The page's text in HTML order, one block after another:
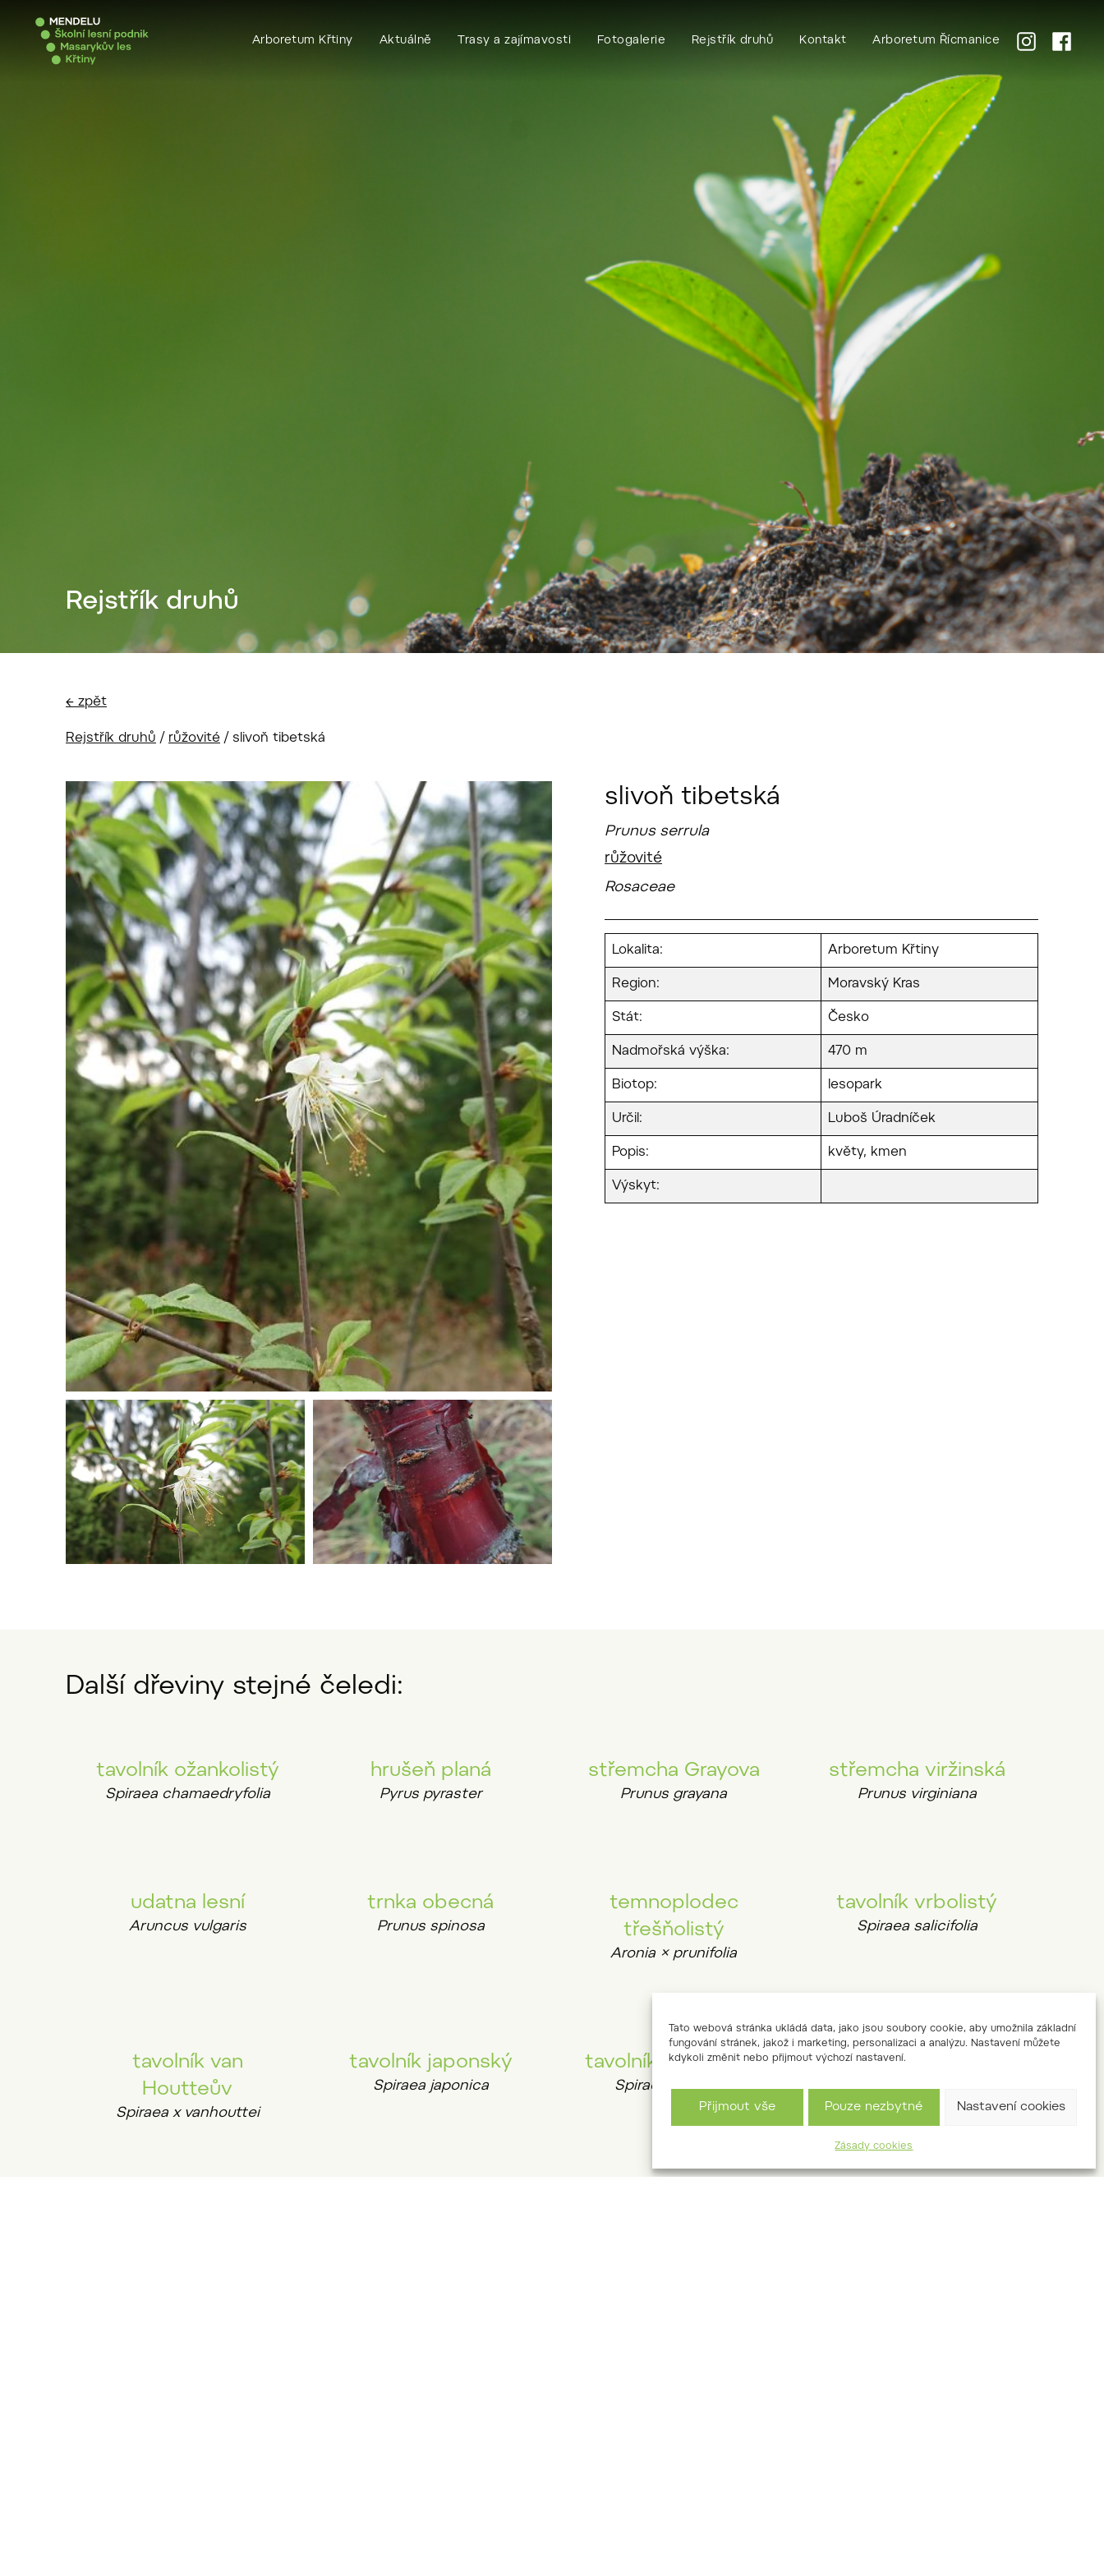
Tato webová stránka ukládá data, jako jsou soubory cookie, aby umožnila základní
fungování stránek, jakož i marketing, personalizaci a analýzu. Nastavení můžete
kdykoli změnit nebo přijmout výchozí nastavení.
Přijmout vše Pouze nezbytné Nastavení cookies
Zásady cookies
Arboretum Křtiny Aktuálně Trasy a zajímavosti Fotogalerie Rejstřík druhů Kontakt Arboretum Řícmanice
Rejstřík druhů
← zpět
Rejstřík druhů / růžovité / slivoň tibetská
slivoň tibetská
Prunus serrula
růžovité
Rosaceae
Lokalita: Arboretum Křtiny
Region: Moravský Kras
Stát: Česko
Nadmořská výška: 470 m
Biotop: lesopark
Určil: Luboš Úradníček
Popis: květy, kmen
Výskyt:
Další dřeviny stejné čeledi:
tavolník ožankolistý
Spiraea chamaedryfolia
hrušeň planá
Pyrus pyraster
střemcha Grayova
Prunus grayana
střemcha viržinská
Prunus virginiana
udatna lesní
Aruncus vulgaris
trnka obecná
Prunus spinosa
temnoplodec
třešňolistý
Aronia × prunifolia
tavolník vrbolistý
Spiraea salicifolia
tavolník van
Houtteův
Spiraea x vanhouttei
tavolník japonský
Spiraea japonica
tavolník Douglasův
Spiraea douglasii
slivoň tibetská
Prunus serrula